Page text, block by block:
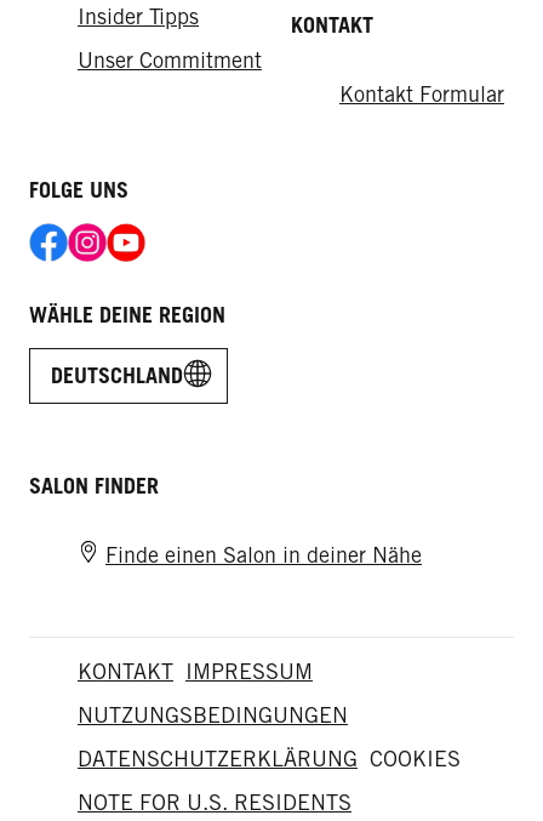
Insider Tipps
Unser Commitment
KONTAKT
Kontakt Formular
FOLGE UNS
WÄHLE DEINE REGION
DEUTSCHLAND
SALON FINDER
Finde einen Salon in deiner Nähe
KONTAKT IMPRESSUM
NUTZUNGSBEDINGUNGEN
DATENSCHUTZERKLÄRUNG COOKIES
NOTE FOR U.S. RESIDENTS